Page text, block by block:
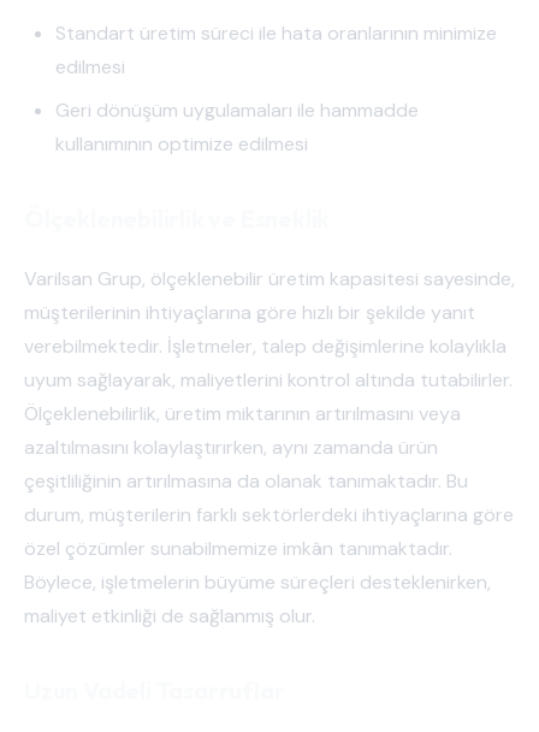
Standart üretim süreci ile hata oranlarının minimize
edilmesi
Geri dönüşüm uygulamaları ile hammadde
kullanımının optimize edilmesi
Varilsan Grup, ölçeklenebilir üretim kapasitesi sayesinde,
müşterilerinin ihtiyaçlarına göre hızlı bir şekilde yanıt
verebilmektedir. İşletmeler, talep değişimlerine kolaylıkla
uyum sağlayarak, maliyetlerini kontrol altında tutabilirler.
Ölçeklenebilirlik, üretim miktarının artırılmasını veya
azaltılmasını kolaylaştırırken, aynı zamanda ürün
çeşitliliğinin artırılmasına da olanak tanımaktadır. Bu
durum, müşterilerin farklı sektörlerdeki ihtiyaçlarına göre
özel çözümler sunabilmemize imkân tanımaktadır.
Böylece, işletmelerin büyüme süreçleri desteklenirken,
maliyet etkinliği de sağlanmış olur.